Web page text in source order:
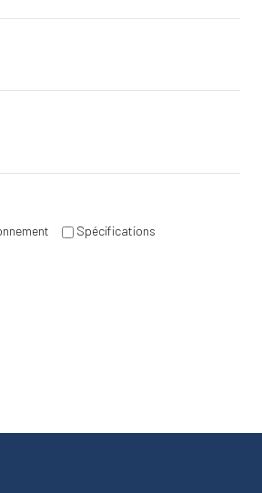
Spécifications